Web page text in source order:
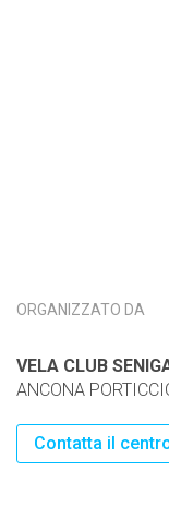
ORGANIZZATO DA
VELA CLUB
ANCONA
Contatta il